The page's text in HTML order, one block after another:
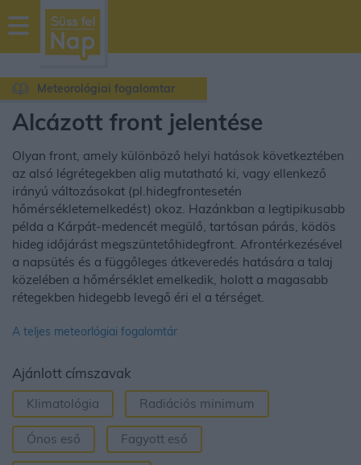
sussfelnap.hu
időjárás
Meteorológiai fogalomtar
Álcázott front jelentése
Olyan front, amely különböző helyi hatások következtében
az alsó légrétegekben alig mutatható ki, vagy ellenkező
irányú változásokat (pl.hidegfrontesetén
hőmérsékletemelkedést) okoz. Hazánkban a legtipikusabb
példa a Kárpát-medencét megülő, tartósan párás, ködös
hideg időjárást megszüntetőhidegfront. Afrontérkezésével
a napsütés és a függőleges átkeveredés hatására a talaj
közelében a hőmérséklet emelkedik, holott a magasabb
rétegekben hidegebb levegő éri el a térséget.
A teljes meteorlógiai fogalomtár
Ajánlott címszavak
Klimatológia Radiációs minimum
Ónos eső Fagyott eső